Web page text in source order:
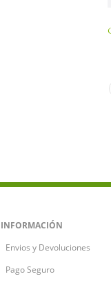
INFORMACIÓN
Envios y Devoluciones
Pago Seguro